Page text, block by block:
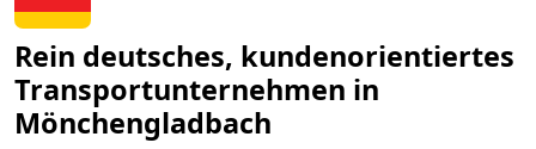
Rein deutsches, kundenorientiertes
Transportunternehmen in
Mönchengladbach